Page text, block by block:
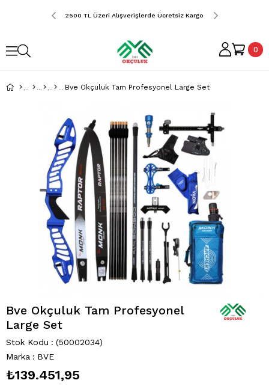
Ücretsiz Kargo 2500 TL Üzeri Alışverişlerde Ücretsiz Kargo 2500 TL Üzeri
0
Bve Okçuluk Tam Profesyonel Large Set
Bve Okçuluk Tam Profesyonel
Large Set
Stok Kodu
(50002034)
Marka : BVE
₺139.451,95